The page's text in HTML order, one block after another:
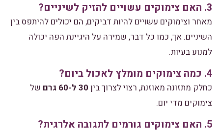
3. האם צימוקים עשויים להזיק לשיניים?
מאחר וצימוקים עשויים להיות דביקים, הם יכולים להיתפס בין
השיניים. אך, כמו כל דבר, שמירה על היגיינת הפה יכולה
למנוע בעיות.
4. כמה צימוקים מומלץ לאכול ביום?
כחלק מתזונה מאוזנת, רצוי לצרוך בין 30 ל-60 גרם
של
צימוקים מדי יום.
5. האם צימוקים גורמים לתגובה אלרגית?